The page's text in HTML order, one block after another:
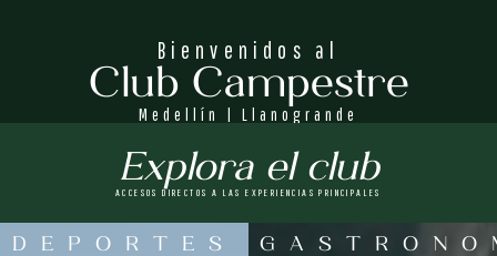
Bienvenidos al
Club Campestre
Medellín | Llanogrande
Explora el club
ACCESOS DIRECTOS A LAS EXPERIENCIAS PRINCIPALES
DEPORTES